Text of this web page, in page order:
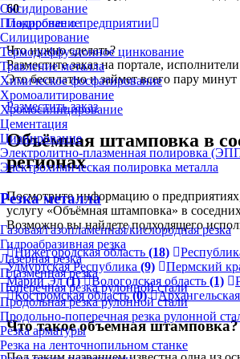
Оксидирование
Плакирование
Силицирование
Термодиффузионное цинкование
Травление металла
Химическое фосфатирование
Хромоалитирование
Хромосилицирование
Цементация
Цианирование
Электролитно-плазменная полировка
Электрохимическая полировка металла
Резка металла
Газовая/газопламенная/кислородная резка
Гидроабразивная резка
Лазерная резка
Плазменная резка
Поперечная резка рулонной стали
Продольная резка рулонной стали
Продольно-поперечная резка рулонной
Резка арматуры
Резка на ленточнопильном станке
60
Подробнее о предприятии
Что нужно сделать?
Разместите заказ на портале,
Это бесплатно и займет всего пару минут
Разместить заказ
Объёмная штамповка в
регионах
Посмотрите информацию о
услугу «Объёмная штамповка» в
Возможно вы найдете подходящего
Нижегородская область (18)
Удмуртская Республика (9) Пермский
Марий Эл(1) Вологодская область (1)
Костромская область(0)
Что такое объемная штамповка?